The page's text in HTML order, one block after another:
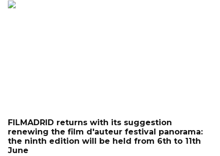
FILMADRID returns with its suggestion
renewing the film d'auteur festival panorama:
the ninth edition will be held from 6th to 11th
June